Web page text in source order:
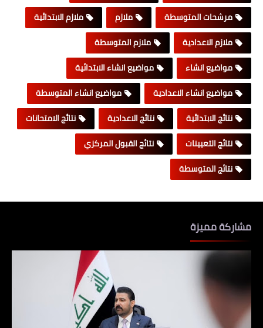
مرشحات المتوسطة
ملازم
ملازم الابتدائية
ملازم الاعدادية
ملازم المتوسطة
مواضيع انشاء
مواضيع انشاء الابتدائية
مواضيع انشاء الاعدادية
مواضيع انشاء المتوسطة
نتائج الابتدائية
نتائج الاعدادية
نتائج الامتحانات
نتائج التعيينات
نتائج القبول المركزي
نتائج المتوسطة
مشاركة مميزة